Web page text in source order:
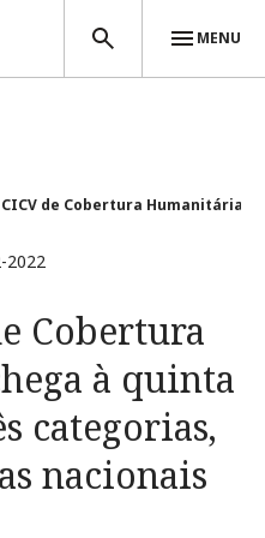
MENU
de Cobertura Humanitária
2022
Cobertura
à quinta
categorias,
nacionais